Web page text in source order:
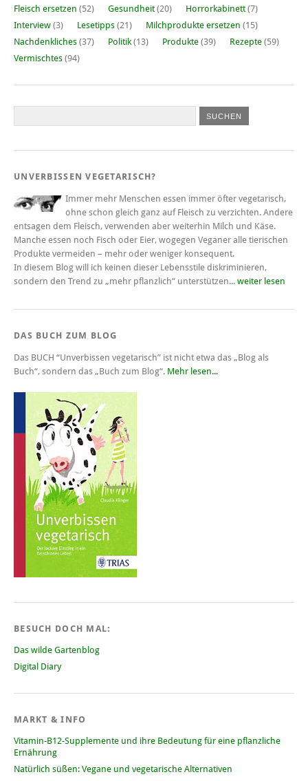
Fleisch ersetzen (52) Gesundheit (20) Horrorkabinett (7)
Interview (3) Lesetipps (21) Milchprodukte ersetzen (15)
Nachdenkliches (37) Politik (13) Produkte (39) Rezepte (59)
Vermischtes (94)
UNVERBISSEN VEGETARISCH?
Immer mehr Menschen essen immer öfter vegetarisch,
ohne schon gleich ganz auf Fleisch zu verzichten. Andere
entsagen dem Fleisch, verwenden aber weiterhin Milch und Käse.
Manche essen noch Fisch oder Eier, wogegen Veganer alle tierischen
Produkte vermeiden – mehr oder weniger konsequent.
In diesem Blog will ich keinen dieser Lebensstile diskriminieren,
sondern den Trend zu „mehr pflanzlich“ unterstützen... weiter lesen
DAS BUCH ZUM BLOG
Das BUCH “Unverbissen vegetarisch” ist nicht etwa das „Blog als
Buch“, sondern das „Buch zum Blog“. Mehr lesen...
BESUCH DOCH MAL:
Das wilde Gartenblog
Digital Diary
MARKT & INFO
Vitamin-B12-Supplemente und ihre Bedeutung für eine pflanzliche
Ernährung
Natürlich süßen: Vegane und vegetarische Alternativen